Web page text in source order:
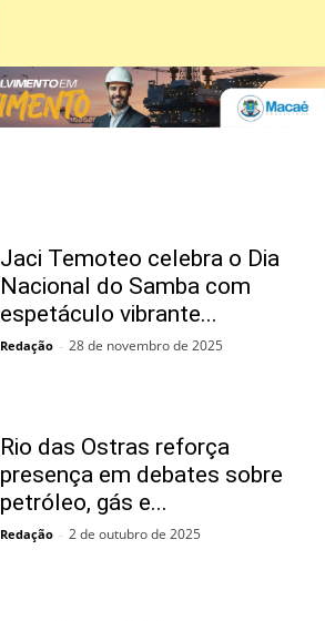
Jaci Temoteo celebra o Dia
Nacional do Samba com
espetáculo vibrante...
Redação - 28 de novembro de 2025
Rio das Ostras reforça
presença em debates sobre
petróleo, gás e...
Redação - 2 de outubro de 2025